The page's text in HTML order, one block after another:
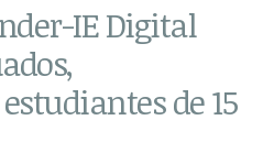
IE Digital
de 15